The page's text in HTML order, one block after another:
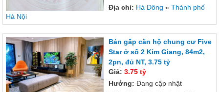
Địa chỉ: Hà Đông » Thành phố
Hà Nội
Bán gấp căn hộ chung cư Five
Star ở số 2 Kim Giang, 84m2,
2pn, đủ NT, 3.75 tỷ
Giá: 3.75 tỷ
Hướng: Đang cập nhật